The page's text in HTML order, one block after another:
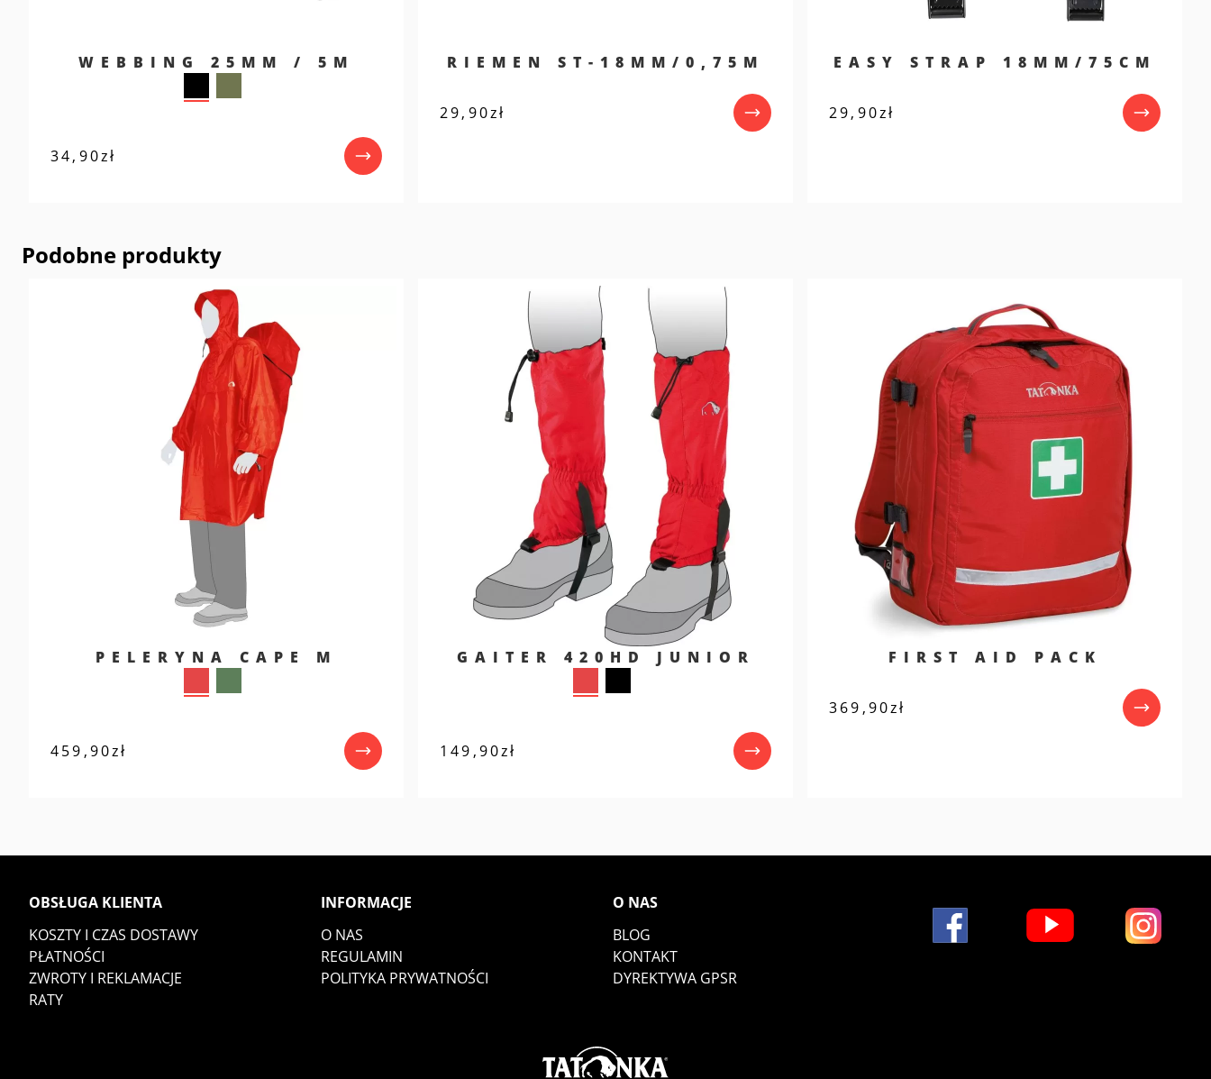
WEBBING 25MM / 5M
34,90zł
RIEMEN ST-18MM/0,75M
29,90zł
EASY STRAP 18MM/75CM
29,90zł
Podobne produkty
PELERYNA CAPE M
459,90zł
GAITER 420HD JUNIOR
149,90zł
FIRST AID PACK
369,90zł
OBSŁUGA KLIENTA
KOSZTY I CZAS DOSTAWY
PŁATNOŚCI
ZWROTY I REKLAMACJE
RATY
INFORMACJE
O NAS
REGULAMIN
POLITYKA PRYWATNOŚCI
O NAS
BLOG
KONTAKT
DYREKTYWA GPSR